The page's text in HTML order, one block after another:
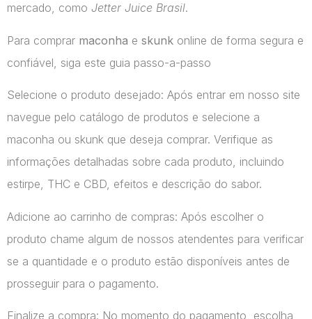
mercado, como Jetter Juice Brasil.
Para comprar maconha e skunk online de forma segura e
confiável, siga este guia passo-a-passo
Selecione o produto desejado: Após entrar em nosso site
navegue pelo catálogo de produtos e selecione a
maconha ou skunk que deseja comprar. Verifique as
informações detalhadas sobre cada produto, incluindo
estirpe, THC e CBD, efeitos e descrição do sabor.
Adicione ao carrinho de compras: Após escolher o
produto chame algum de nossos atendentes para verificar
se a quantidade e o produto estão disponíveis antes de
prosseguir para o pagamento.
Finalize a compra: No momento do pagamento, escolha